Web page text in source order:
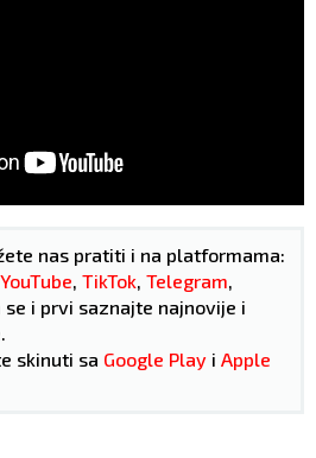
nas pratiti i na platformama:
YouTube TikTok Telegram
se i prvi saznajte najnovije i
skinuti sa Google Play i Apple